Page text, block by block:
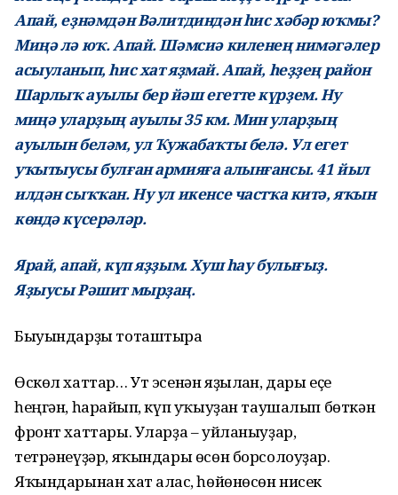
Апай, еҙнәмдән Вәлитдиндән һис хәбәр юҡмы?
Миңә лә юҡ. Апай. Шәмсиә киленең нимәгәлер
асыуланып, һис хат яҙмай. Апай, һеҙҙең район
Шарлыҡ ауылы бер йәш егетте күрҙем. Ну
миңә уларҙың ауылы 35 км. Мин уларҙың
ауылын беләм, ул Ҡужабаҡты белә. Ул егет
уҡытыусы булған армияға алынғансы. 41 йыл
илдән сыҡҡан. Ну ул икенсе частҡа китә, яҡын
көндә күсерәләр.
Ярай, апай, күп яҙҙым. Хуш һау булығыҙ.
Яҙыусы Рәшит мырҙаң.
Быуындарҙы тоташтыра
Өскөл хаттар… Ут эсенән яҙылған, дары еҫе
һеңгән, һарғайып, күп уҡыуҙан таушалып бөткән
фронт хаттары. Уларҙа – уйланыуҙар,
тетрәнеүҙәр, яҡындары өсөн борсолоуҙар.
Яҡындарынан хат алғас, һөйөнөсөн нисек